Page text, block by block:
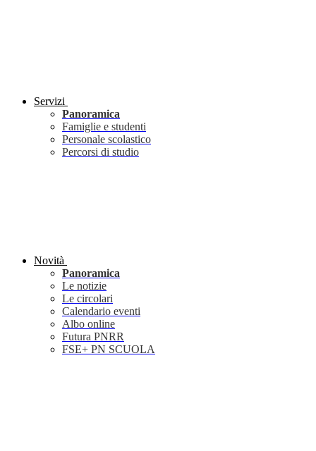
Servizi
Panoramica
Famiglie e studenti
Personale scolastico
Percorsi di studio
Novità
Panoramica
Le notizie
Le circolari
Calendario eventi
Albo online
Futura PNRR
FSE+ PN SCUOLA